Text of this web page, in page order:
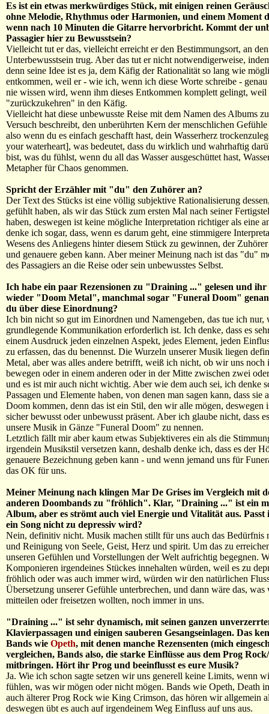
Es ist ein etwas merkwürdiges Stück, mit einigen reinen
ohne Melodie, Rhythmus oder Harmonien, und einem Moment
wenn nach 10 Minuten die Gitarre hervorbricht. Kommt der
Passagier hier zu Bewusstsein?
Vielleicht tut er das, vielleicht erreicht er den Bestimmungsort, an
Unterbewusstsein trug. Aber das tut er nicht notwendigerweise,
denn seine Idee ist es ja, dem Käfig der Rationalität so lang wie
entkommen, weil er - wie ich, wenn ich diese Worte schreibe - genau
nie wissen wird, wenn ihm dieses Entkommen komplett gelingt,
"zurückzukehren" in den Käfig.
Vielleicht hat diese unbewusste Reise mit dem Namen des Albums
Versuch beschreibt, den unberührten Kern der menschlichen
also wenn du es einfach geschafft hast, dein Wasserherz
your waterheart], was bedeutet, dass du wirklich und wahrhaftig
bist, was du fühlst, wenn du all das Wasser ausgeschüttet hast,
Metapher für Chaos genommen.
Spricht der Erzähler mit "du" den Zuhörer an?
Der Text des Stücks ist eine völlig subjektive Rationalisierung
gefühlt haben, als wir das Stück zum ersten Mal nach seiner
haben, deswegen ist keine mögliche Interpretation richtiger als eine
denke ich sogar, dass, wenn es darum geht, eine stimmigere
Wesens des Anliegens hinter diesem Stück zu gewinnen, der Zuhörer
und genauere geben kann. Aber meiner Meinung nach ist das "du"
des Passagiers an die Reise oder sein unbewusstes Selbst.
Ich habe ein paar Rezensionen zu "Draining ..." gelesen und
wieder "Doom Metal", manchmal sogar "Funeral Doom"
du über diese Einordnung?
Ich bin nicht so gut im Einordnen und Namengeben, das tue ich nur,
grundlegende Kommunikation erforderlich ist. Ich denke, dass es
einem Ausdruck jeden einzelnen Aspekt, jedes Element, jeden
zu erfassen, das du benennst. Die Wurzeln unserer Musik liegen
Metal, aber was alles andere betrifft, weiß ich nicht, ob wir uns noch
bewegen oder in einem anderen oder in der Mitte zwischen zwei
und es ist mir auch nicht wichtig. Aber wie dem auch sei, ich denke
Passagen und Elemente haben, von denen man sagen kann, dass sie
Doom kommen, denn das ist ein Stil, den wir alle mögen, deswegen
sicher bewusst oder unbewusst präsent. Aber ich glaube nicht, dass
unsere Musik in Gänze "Funeral Doom" zu nennen.
Letztlich fällt mir aber kaum etwas Subjektiveres ein als die
irgendein Musikstil versetzen kann, deshalb denke ich, dass es der
genauere Bezeichnung geben kann - und wenn jemand uns für
das OK für uns.
Meiner Meinung nach klingen Mar De Grises im Vergleich mit
anderen Doombands zu "fröhlich". Klar, "Draining ..." ist ein
Album, aber es strömt auch viel Energie und Vitalität aus. Passt
ein Song nicht zu depressiv wird?
Nein, definitiv nicht. Musik machen stillt für uns auch das Bedürfnis
und Reinigung von Seele, Geist, Herz und spirit. Um das zu
unseren Gefühlen und Vorstellungen der Welt aufrichtig begegnen.
Komponieren irgendeines Stückes innehalten würden, weil es zu
fröhlich oder was auch immer wird, würden wir den natürlichen
Übersetzung unserer Gefühle unterbrechen, und dann wäre das,
mitteilen oder freisetzen wollten, noch immer in uns.
"Draining ..." ist sehr dynamisch, mit seinen ganzen
Klavierpassagen und einigen sauberen Gesangseinlagen. Das
Bands wie Opeth, mit denen manche Rezensenten (mich
vergleichen, Bands also, die starke Einflüsse aus dem Prog
mitbringen. Hört ihr Prog und beeinflusst es eure Musik?
Ja. Wie ich schon sagte setzen wir uns generell keine Limits, wenn
fühlen, was wir mögen oder nicht mögen. Bands wie Opeth, Death
auch älterer Prog Rock wie King Crimson, das hören wir allgemein
deswegen übt es auch auf irgendeinem Weg Einfluss auf uns aus.